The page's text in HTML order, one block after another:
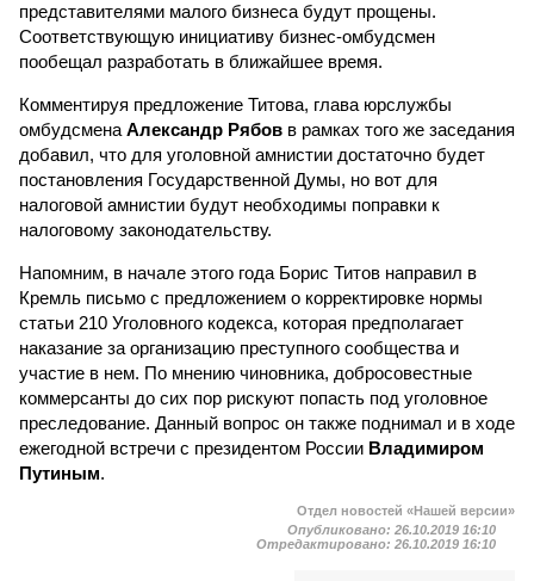
представителями малого бизнеса будут прощены.
Соответствующую инициативу бизнес-омбудсмен
пообещал разработать в ближайшее время.
Комментируя предложение Титова, глава юрслужбы
омбудсмена Александр Рябов в рамках того же заседания
добавил, что для уголовной амнистии достаточно будет
постановления Государственной Думы, но вот для
налоговой амнистии будут необходимы поправки к
налоговому законодательству.
Напомним, в начале этого года Борис Титов направил в
Кремль письмо с предложением о корректировке нормы
статьи 210 Уголовного кодекса, которая предполагает
наказание за организацию преступного сообщества и
участие в нем. По мнению чиновника, добросовестные
коммерсанты до сих пор рискуют попасть под уголовное
преследование. Данный вопрос он также поднимал и в ходе
ежегодной встречи с президентом России Владимиром
Путиным.
Отдел новостей «Нашей версии»
Опубликовано: 26.10.2019 16:10
Отредактировано: 26.10.2019 16:10